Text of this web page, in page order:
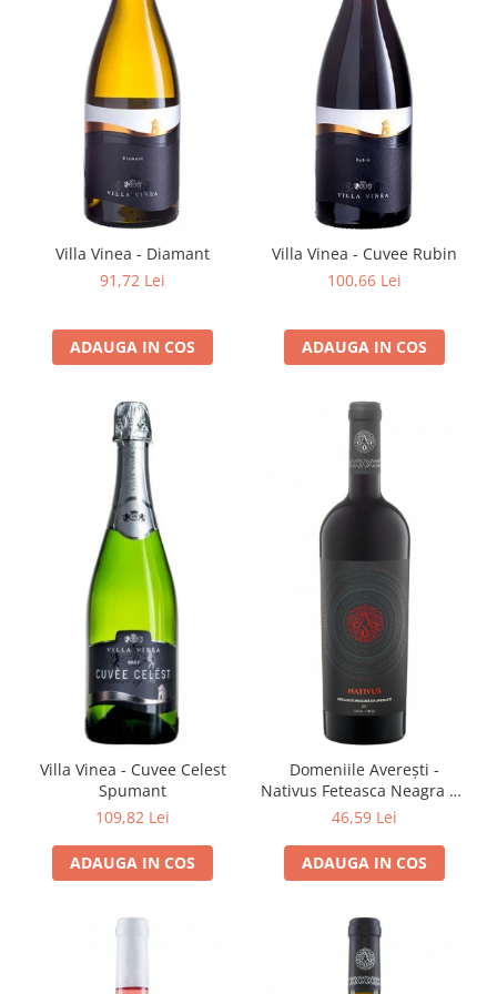
Villa Vinea - Diamant
91,72 Lei
ADAUGA IN COS
Villa Vinea - Cuvee Rubin
100,66 Lei
ADAUGA IN COS
Villa Vinea - Cuvee Celest
Spumant
109,82 Lei
ADAUGA IN COS
Domeniile Averești -
Nativus Feteasca Neagra de
Averesti
46,59 Lei
ADAUGA IN COS